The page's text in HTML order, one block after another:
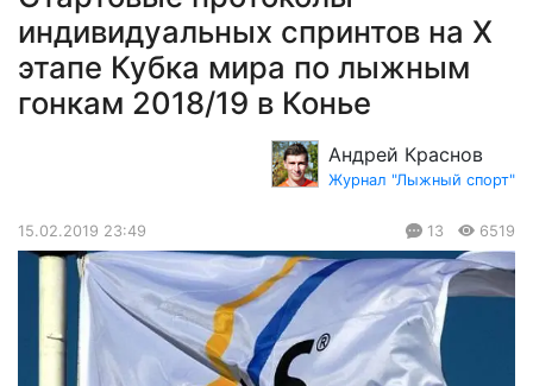
индивидуальных спринтов на X
этапе Кубка мира по лыжным
гонкам 2018/19 в Конье
Андрей Краснов
Журнал "Лыжный спорт"
15.02.2019 23:49 13 6519